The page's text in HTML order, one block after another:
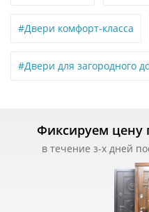
#Двери комфорт-класса
#Двери для загородного
Фиксируем цену
в течение з-х дней